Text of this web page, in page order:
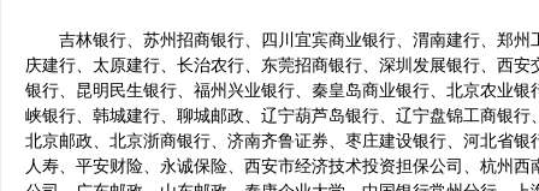
吉林银行、苏州招商银行、四川宜宾商业银行、渭南建行、郑州
庆建行、太原建行、长治农行、东莞招商银行、深圳发展银行、西
银行、昆明民生银行、福州兴业银行、秦皇岛商业银行、北京农业
峡银行、韩城建行、聊城邮政、辽宁葫芦岛银行、辽宁盘锦工商银
北京邮政、北京浙商银行、济南齐鲁证券、枣庄建设银行、河北省
人寿、平安财险、永诚保险、西安市经济技术投资担保公司、杭州